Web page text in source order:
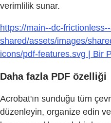
verimlilik sunar.
https://main--dc-
shared/assets/images/
icons/pdf-features.svg | Bir
Daha fazla PDF özelliği
Acrobat'ın sunduğu tüm
düzenleyin, organize edin